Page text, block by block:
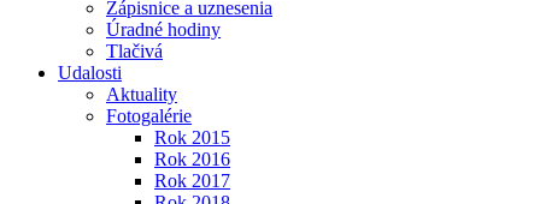
Zápisnice a uznesenia
Úradné hodiny
Tlačivá
Udalosti
Aktuality
Fotogalérie
Rok 2015
Rok 2016
Rok 2017